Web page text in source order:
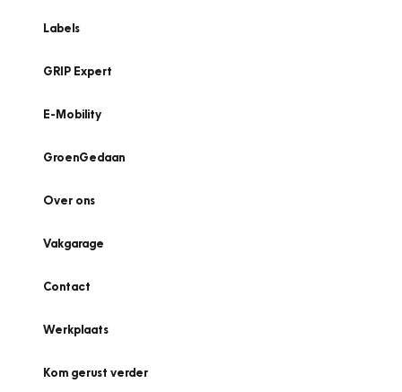
Labels
GRIP Expert
E-Mobility
GroenGedaan
Over ons
Vakgarage
Contact
Werkplaats
Kom gerust verder